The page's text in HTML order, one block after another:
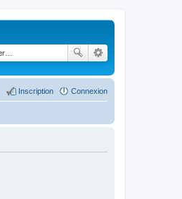
Connexion
Inscription